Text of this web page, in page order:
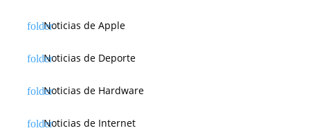
Noticias de Apple
Noticias de Deporte
Noticias de Hardware
Noticias de Internet